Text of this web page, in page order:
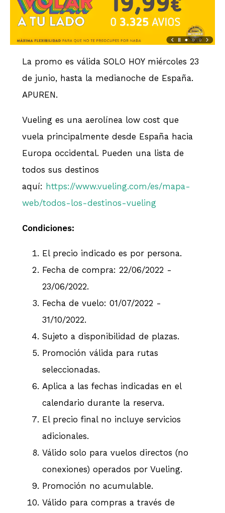
La promo es válida SOLO HOY miércoles 23
de junio, hasta la medianoche de España.
APUREN.
Vueling es una aerolínea low cost que
vuela principalmente desde España hacia
Europa occidental. Pueden una lista de
todos sus destinos
aquí: https://www.vueling.com/es/mapa-
web/todos-los-destinos-vueling
Condiciones:
El precio indicado es por persona.
Fecha de compra: 22/06/2022 -
23/06/2022.
Fecha de vuelo: 01/07/2022 -
31/10/2022.
Sujeto a disponibilidad de plazas.
Promoción válida para rutas
seleccionadas.
Aplica a las fechas indicadas en el
calendario durante la reserva.
El precio final no incluye servicios
adicionales.
Válido solo para vuelos directos (no
conexiones) operados por Vueling.
Promoción no acumulable.
Válido para compras a través de